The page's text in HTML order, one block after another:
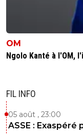
OM
Ngolo Kanté à l'OM,
FIL INFO
05 août , 23:00
ASSE : Exaspéré